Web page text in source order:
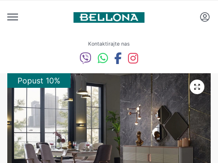
Kontaktirajte nas
Popust 10%